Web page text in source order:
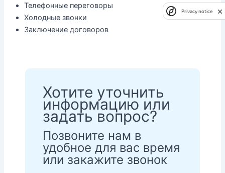
Телефонные переговоры
Холодные звонки
Заключение договоров
Хотите уточнить
информацию или
задать вопрос?
Позвоните нам в
удобное для вас время
или закажите звонок
Privacy notice